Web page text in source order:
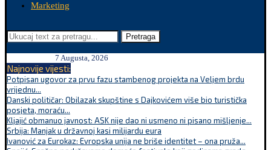
Marketing
Pretraga
7 Augusta, 2026
Najnovije vijesti:
Potpisan ugovor za prvu fazu stambenog projekta na Veljem brdu
vrijednu...
Danski političar: Obilazak skupštine s Dajkovićem više bio turistička
posjeta, moraću...
Kljajić obmanuo javnost: ASK nije dao ni usmeno ni pisano mišljenje...
Srbija: Manjak u državnoj kasi milijardu eura
Ivanović za Eurokaz: Evropska unija ne briše identitet – ona pruža...